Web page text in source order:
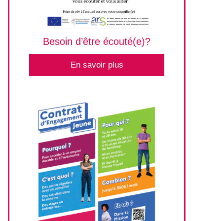
Besoin d’être écouté(e)?
En savoir plus